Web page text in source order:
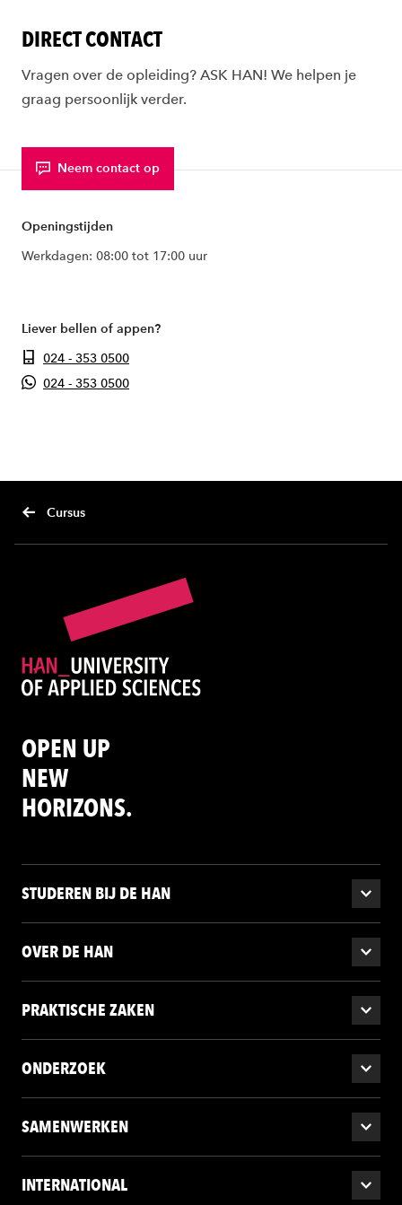
DIRECT CONTACT
Vragen over de opleiding? ASK HAN! We helpen je
graag persoonlijk verder.
Neem contact op
Openingstijden
Werkdagen: 08:00 tot 17:00 uur
Liever bellen of appen?
024 - 353 0500
024 - 353 0500
Cursus
OPEN UP
NEW
HORIZONS.
STUDEREN BIJ DE HAN
OVER DE HAN
PRAKTISCHE ZAKEN
ONDERZOEK
SAMENWERKEN
INTERNATIONAL